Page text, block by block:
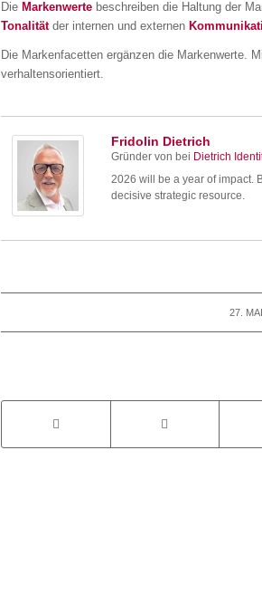
Die Markenwertebeschreiben die Haltung der
Tonalitätder internen und externen
Die Markenfacetten ergänzen die Markenwerte.
verhaltensorientiert.
Fridolin Dietrich
Gründer von bei Dietrich
2026 will be a year of impact.
decisive strategic resource.
27.
/